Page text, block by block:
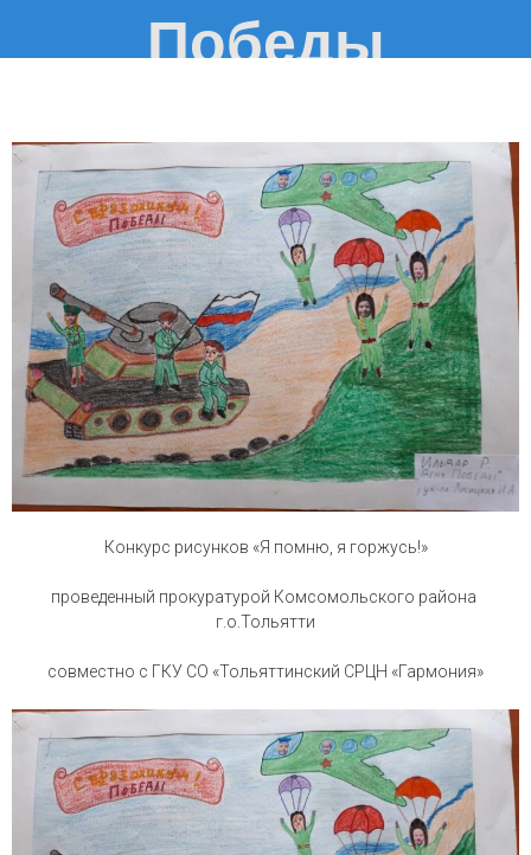
Победы
Конкурс рисунков «Я помню, я горжусь!»
проведенный прокуратурой Комсомольского района
г.о.Тольятти
совместно с ГКУ СО «Тольяттинский СРЦН «Гармония»